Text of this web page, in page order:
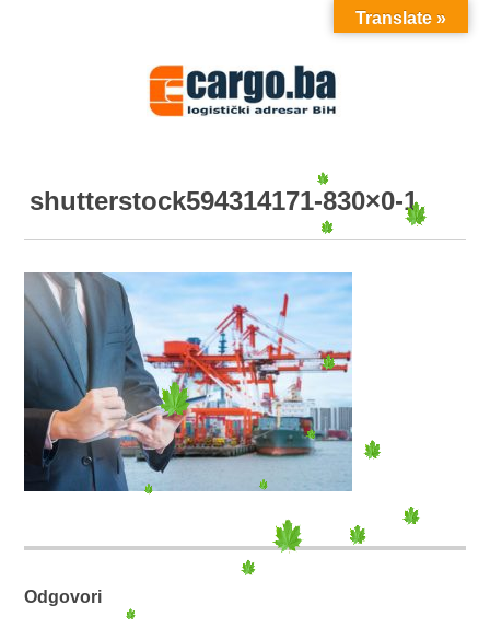
MENU
shutterstock594314171-830×0-1
Odgovori
Translate »